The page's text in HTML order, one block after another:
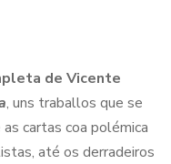
de Vicente
, uns traballos que se
cartas coa polémica
até os derradeiros